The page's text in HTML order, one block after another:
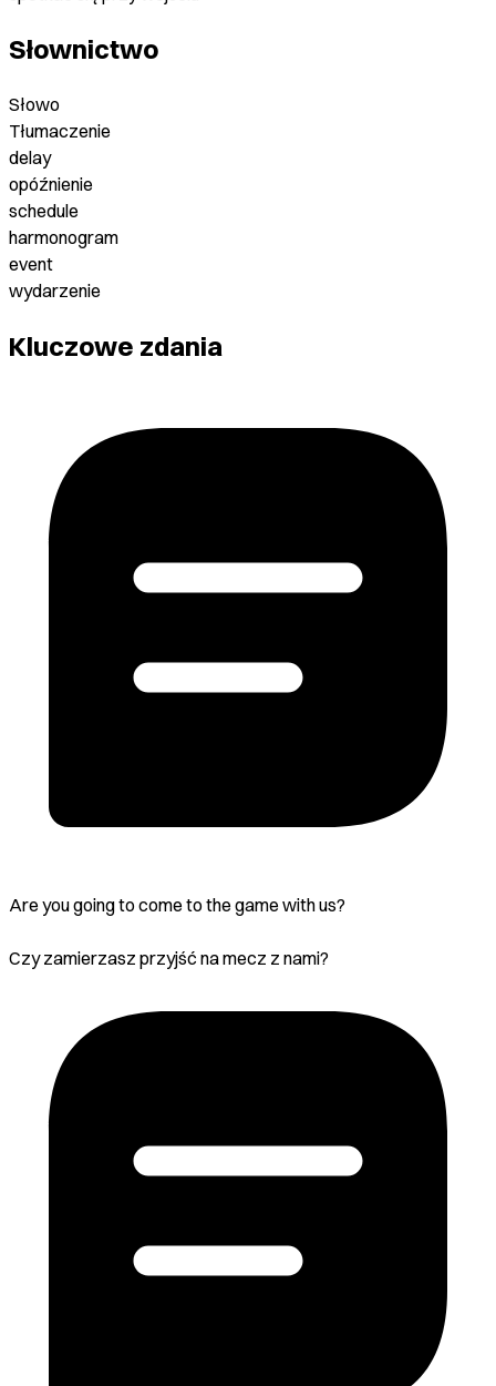
Słownictwo
Słowo
Tłumaczenie
delay
opóźnienie
schedule
harmonogram
event
wydarzenie
Kluczowe zdania
Are you going to come to the game with us?
Czy zamierzasz przyjść na mecz z nami?